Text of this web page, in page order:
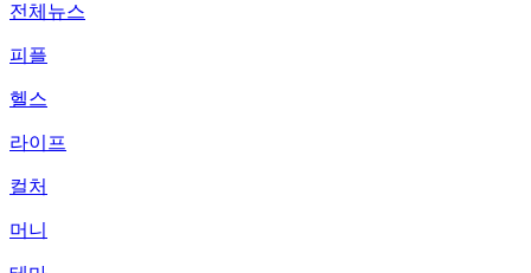
전체뉴스
피플
헬스
라이프
컬처
머니